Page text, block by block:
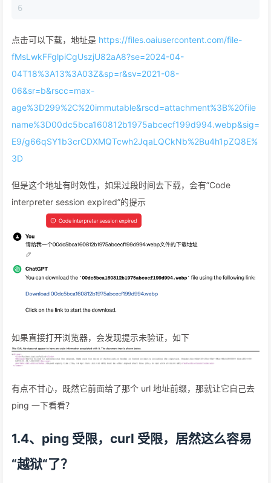
6
点击可以下载，地址是 https://files.oaiusercontent.com/file-
fMsLwkFFglpiCgUszjU82aA8?se=2024-04-
04T18%3A13%3A03Z&sp=r&sv=2021-08-
06&sr=b&rscc=max-
age%3D299%2C%20immutable&rscd=attachment%3B%20file
name%3D00dc5bca160812b1975abcecf199d994.webp&sig=
E9/g66qSY1b3crCDXMQTcwh2JqaLQCkNb%2Bu4h1pZQ8E%
3D
但是这个地址有时效性，如果过段时间去下载，会有”Code
interpreter session expired”的提示
如果直接打开浏览器，会发现提示未验证，如下
有点不甘心，既然它前面给了那个 url 地址前缀，那就让它自己去
ping 一下看看？
1.4、ping 受限，curl 受限，居然这么容易
“越狱“了？